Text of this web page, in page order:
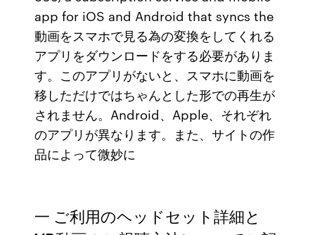
app for iOS and Android that syncs the
動画をスマホで見る為の変換をしてくれる
アプリをダウンロードをする必要がありま
す。このアプリがないと、スマホに動画を
移しただけではちゃんとした形での再生が
されません。Android、Apple、それぞれ
のアプリが異なります。また、サイトの作
品によって微妙に
一 ご利用のヘッドセット詳細と